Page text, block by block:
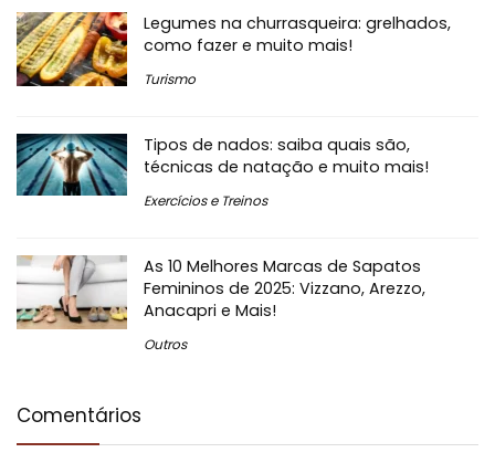
Legumes na churrasqueira: grelhados,
como fazer e muito mais!
Turismo
Tipos de nados: saiba quais são,
técnicas de natação e muito mais!
Exercícios e Treinos
As 10 Melhores Marcas de Sapatos
Femininos de 2025: Vizzano, Arezzo,
Anacapri e Mais!
Outros
Comentários